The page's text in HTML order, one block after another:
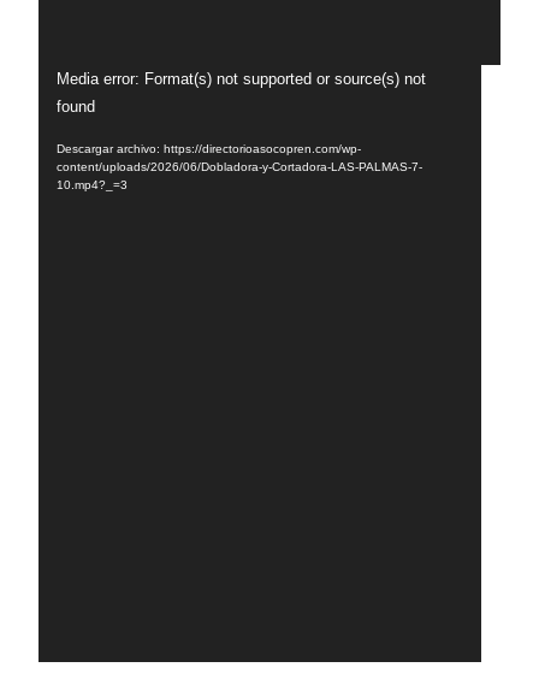
Reproductor
de
Media error: Format(s) not supported or source(s) not
found
Descargar archivo: https://directorioasocopren.com/wp-
content/uploads/2026/06/Dobladora-y-Cortadora-LAS-PALMAS-7-
10.mp4?_=3